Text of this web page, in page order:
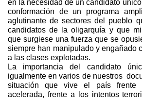
en la necesidad de un candidato
conformación de un programa
aglutinante de sectores del pueblo
candidatos de la oligarquía y que
que surgiese una fuerza que se
siempre han manipulado y engañado
a las clases explotadas.
La importancia del candidato
igualmente en varios de nuestros
situación que vive el país frente
acelerada, frente a los intentos